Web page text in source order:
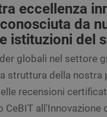
eccellenza
da
istituzioni del
globali nel settore
struttura della nostra
recensioni
CeBIT all'Innovazione